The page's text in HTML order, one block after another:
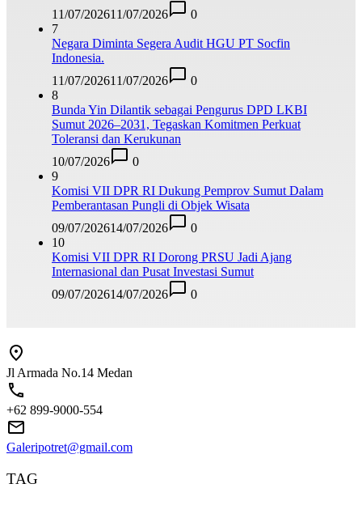
11/07/202611/07/2026
0
7
Negara Diminta Segera Audit HGU PT Socfin
Indonesia.
11/07/202611/07/2026
0
8
Bunda Yin Dilantik sebagai Pengurus DPD LKBI
Sumut 2026–2031, Tegaskan Komitmen Perkuat
Toleransi dan Kerukunan
10/07/2026
0
9
Komisi VII DPR RI Dukung Pemprov Sumut Dalam
Pemberantasan Pungli di Objek Wisata
09/07/202614/07/2026
0
10
Komisi VII DPR RI Dorong PRSU Jadi Ajang
Internasional dan Pusat Investasi Sumut
09/07/202614/07/2026 0
Jl Armada No.14 Medan
+62 899-9000-554
Galeripotret@gmail.com
TAG